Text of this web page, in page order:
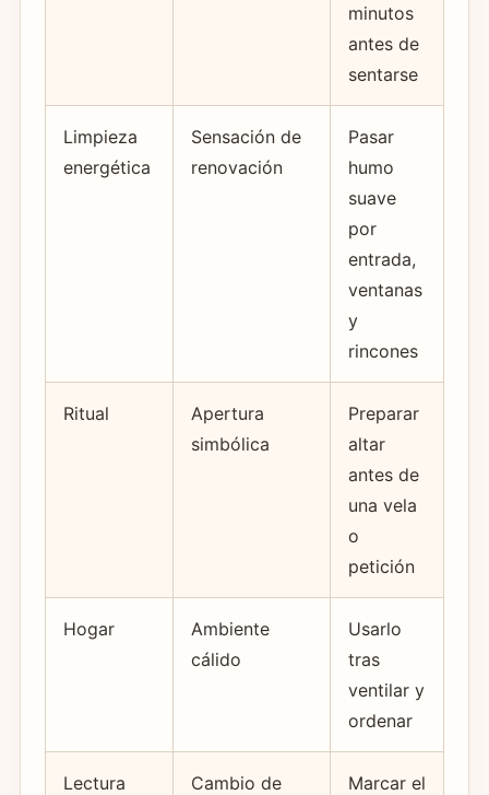
minutos
antes de
sentarse
Limpieza
energética
Sensación de
renovación
Pasar
humo
suave
por
entrada,
ventanas
y
rincones
Ritual
Apertura
simbólica
Preparar
altar
antes de
una vela
o
petición
Hogar
Ambiente
cálido
Usarlo
tras
ventilar y
ordenar
Lectura
Cambio de
Marcar el